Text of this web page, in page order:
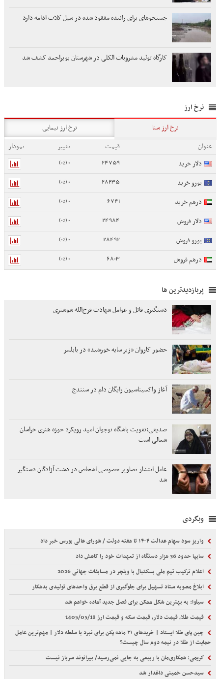
جستجوهای برای راننده مفقود شده در سیل کلات ادامه دارد
کارگاه تولید مشروبات الکلی در شهرستان بویراحمد کشف شد
نرخ ارز
نرخ ارز سنا
نرخ ارز نیمایی
عنوان
قیمت تغییر
نمودار
دلار خرید
24759
0 (0%)
یورو خرید 28235
0 (0%)
درهم خرید 6741
0 (0%)
دلار فروش 24984
0 (0%)
یورو فروش 28492
0 (0%)
درهم فروش 6803
0 (0%)
پربازدیدترین ها
دستگیری قاتل و عوامل شهادت فرج‌الله شوشتری
حضور کاروان «زیر سایه خورشید» در بابلسر
آغاز واکسیناسیون رایگان دام در سنندج
صدیقی:تقویت باشگاه نوجوان امید رویکرد حوزه هنری خراسان
شمالی است
عامل انتشار تصاویر خصوصی اشخاص در دشت آزادگان دستگیر
شد
وبگردی
واریز سود سهام عدالت ۱۴۰۴ تا هفته دولت / شورای عالی بورس خبر داد
سایپا حدود 36 هزار دستگاه از تعهدات خود را کاهش داد
اعلام ترکیب تیم ملی بسکتبال با ویلچر در مسابقات جهانی 2026
ابلاغ مصوبه ستاد تسهیل برای جلوگیری از قطع برق واحدهای تولیدی بدهکار
سیلوا: به بهترین شکل ممکن برای فصل جدید آماده خواهم شد
قیمت طلا، قیمت دلار، قیمت سکه و قیمت ارز 1405/05/18
چین پای طلا ایستاد | خریدهای ۲۱ ماهه پکن برای نبرد با سلطه دلار | مهم‌ترین عامل
حمایت از طلا در نیمه دوم سال چیست؟
کریمی: همکاری‌مان با ربیعی به جایی نمی‌رسید/ بیرانوند سرباز نیست
سیدحسن خمینی داغدار شد